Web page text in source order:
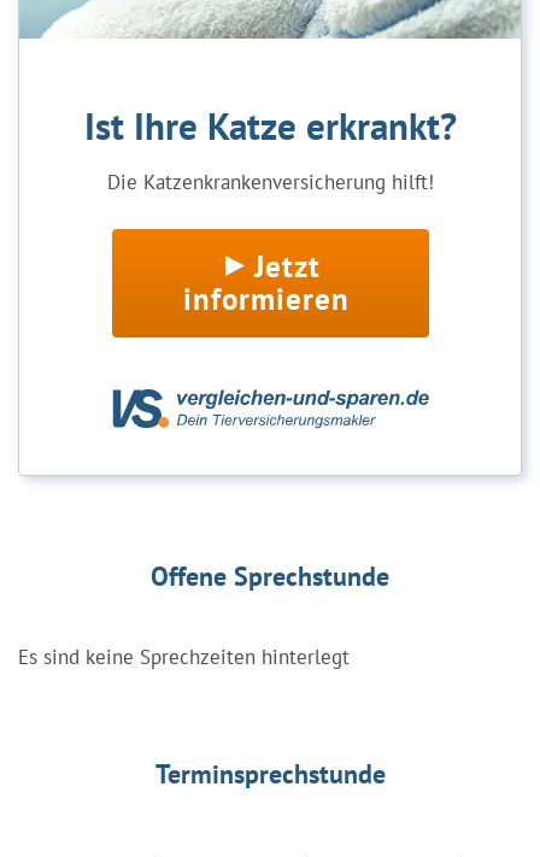
Ist Ihre Katze erkrankt?
Die Katzenkrankenversicherung hilft!
Jetzt
informieren
Offene Sprechstunde
Es sind keine Sprechzeiten hinterlegt
Terminsprechstunde